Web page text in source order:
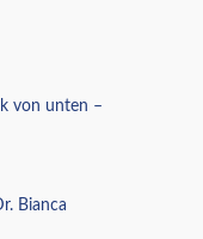
von unten –
Bianca